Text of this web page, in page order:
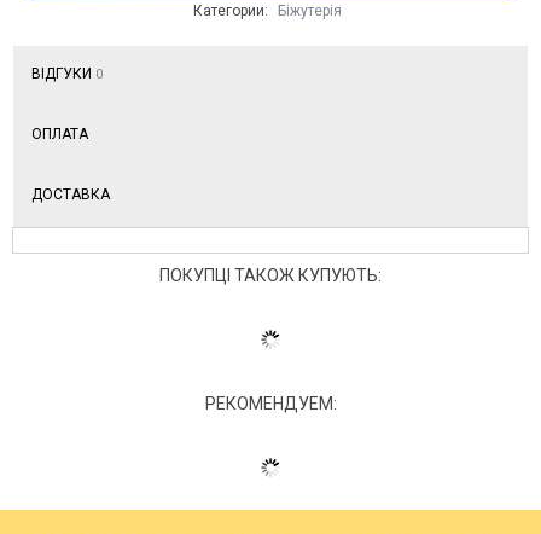
Категории: Біжутерія
ВІДГУКИ 0
ОПЛАТА
ДОСТАВКА
ПОКУПЦІ ТАКОЖ КУПУЮТЬ:
РЕКОМЕНДУЕМ: